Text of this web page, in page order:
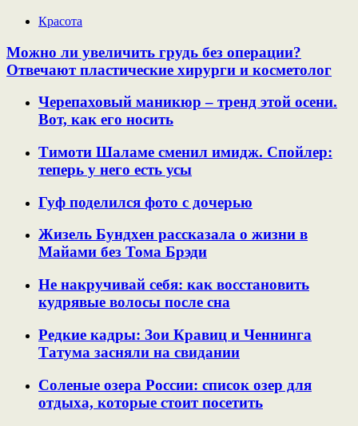
Красота
Можно ли увеличить грудь без операции?
Отвечают пластические хирурги и косметолог
Черепаховый маникюр – тренд этой осени.
Вот, как его носить
Тимоти Шаламе сменил имидж. Спойлер:
теперь у него есть усы
Гуф поделился фото с дочерью
Жизель Бундхен рассказала о жизни в
Майами без Тома Брэди
Не накручивай себя: как восстановить
кудрявые волосы после сна
Редкие кадры: Зои Кравиц и Ченнинга
Татума засняли на свидании
Соленые озера России: список озер для
отдыха, которые стоит посетить